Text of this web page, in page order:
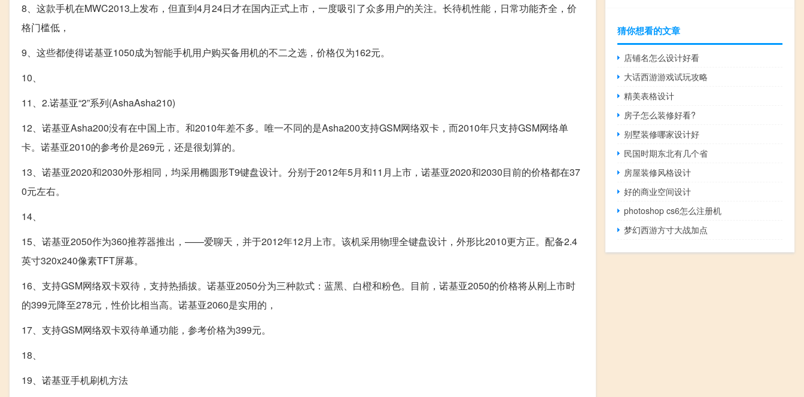
8、这款手机在MWC2013上发布，但直到4月24日才在国内正式上市，一度吸引了众多用户的关注。长待机性能，日常功能齐全，价
格门槛低，
9、这些都使得诺基亚1050成为智能手机用户购买备用机的不二之选，价格仅为162元。
10、
11、2.诺基亚“2”系列(AshaAsha210)
12、诺基亚Asha200没有在中国上市。和2010年差不多。唯一不同的是Asha200支持GSM网络双卡，而2010年只支持GSM网络单
卡。诺基亚2010的参考价是269元，还是很划算的。
13、诺基亚2020和2030外形相同，均采用椭圆形T9键盘设计。分别于2012年5月和11月上市，诺基亚2020和2030目前的价格都在37
0元左右。
14、
15、诺基亚2050作为360推荐器推出，——爱聊天，并于2012年12月上市。该机采用物理全键盘设计，外形比2010更方正。配备2.4
英寸320x240像素TFT屏幕。
16、支持GSM网络双卡双待，支持热插拔。诺基亚2050分为三种款式：蓝黑、白橙和粉色。目前，诺基亚2050的价格将从刚上市时
的399元降至278元，性价比相当高。诺基亚2060是实用的，
17、支持GSM网络双卡双待单通功能，参考价格为399元。
18、
19、诺基亚手机刷机方法
猜你想看的文章
店铺名怎么设计好看
大话西游游戏试玩攻略
精美表格设计
房子怎么装修好看?
别墅装修哪家设计好
民国时期东北有几个省
房屋装修风格设计
好的商业空间设计
photoshop cs6怎么注册机
梦幻西游方寸大战加点